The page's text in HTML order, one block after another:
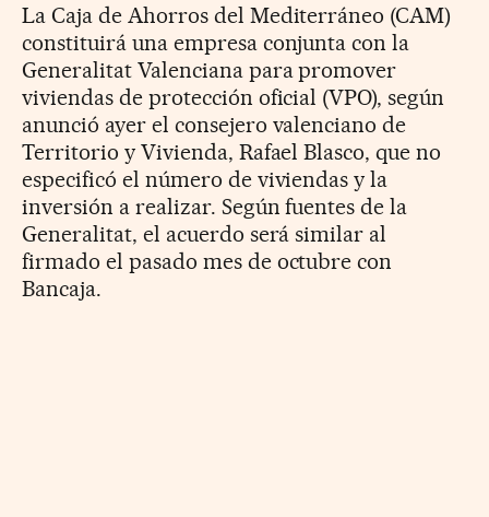
La Caja de Ahorros del Mediterráneo (CAM)
constituirá una empresa conjunta con la
Generalitat Valenciana para promover
viviendas de protección oficial (VPO), según
anunció ayer el consejero valenciano de
Territorio y Vivienda, Rafael Blasco, que no
especificó el número de viviendas y la
inversión a realizar. Según fuentes de la
Generalitat, el acuerdo será similar al
firmado el pasado mes de octubre con
Bancaja.